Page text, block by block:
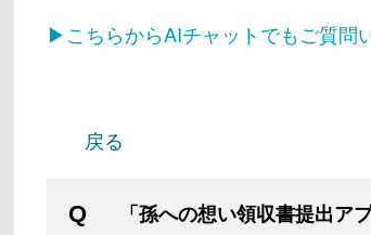
▶こちらからAIチャットでもご質問
戻る
「孫への想い領収書提出